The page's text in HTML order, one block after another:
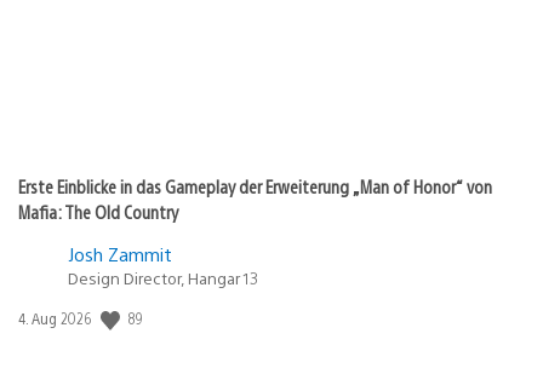
Erste Einblicke in das Gameplay der Erweiterung „Man of Honor“ von
Mafia: The Old Country
Josh Zammit
Design Director, Hangar 13
Veröffentlichungsdatum:
4. Aug 2026 89